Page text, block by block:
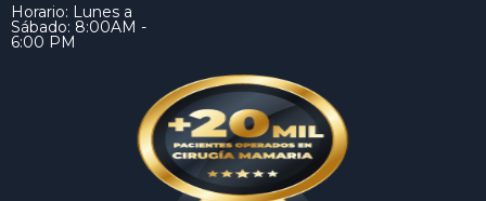
Horario: Lunes a
Sábado: 8:00AM -
6:00 PM